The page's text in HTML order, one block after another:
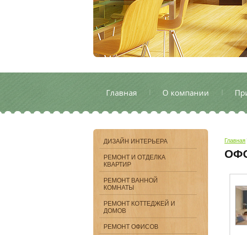
Главная О компании
ДИЗАЙН ИНТЕРЬЕРА
РЕМОНТ И ОТДЕЛКА
КВАРТИР
РЕМОНТ ВАННОЙ
КОМНАТЫ
РЕМОНТ КОТТЕДЖЕЙ И
ДОМОВ
РЕМОНТ ОФИСОВ
Главная